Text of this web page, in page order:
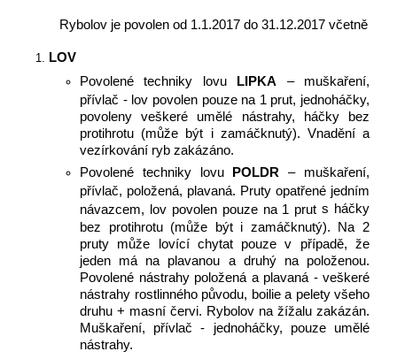
Rybolov je povolen od 1.1.2017 do 31.12.2017 včetně
LOV
Povolené techniky lovu
LIPKA – muškaření,
přívlač - lov povolen pouze na 1 prut, jednoháčky,
povoleny veškeré umělé nástrahy, háčky bez
protihrotu (může být i zamáčknutý). Vnadění a
vezírkování ryb zakázáno.
Povolené techniky lovu POLDR – muškaření,
přívlač, položená, plavaná. Pruty opatřené jedním
návazcem, lov povolen pouze na 1 pruts háčky
bez protihrotu (může být i zamáčknutý). Na 2
pruty může lovící chytat pouze v případě, že
jeden má na plavanou a druhý na položenou.
Povolené nástrahy položená a plavaná - veškeré
nástrahy rostlinného původu, boilie a pelety všeho
druhu + masní červi. Rybolov na žížalu zakázán.
Muškaření, přívlač - jednoháčky, pouze umělé
nástrahy.